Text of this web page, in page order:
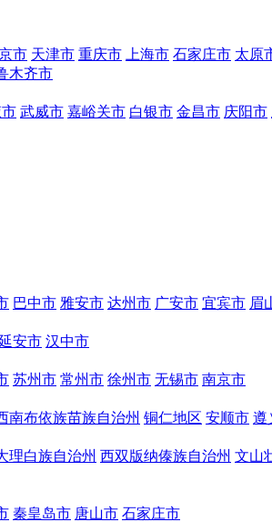
市 天津市 重庆市 上海市 石家庄市 太原
木齐市
武威市 嘉峪关市 白银市 金昌市 庆阳市
巴中市 雅安市 达州市 广安市 宜宾市 眉
安市 汉中市
苏州市 常州市 徐州市 无锡市 南京市
南布依族苗族自治州 铜仁地区 安顺市 遵
理白族自治州 西双版纳傣族自治州 文山
秦皇岛市 唐山市 石家庄市